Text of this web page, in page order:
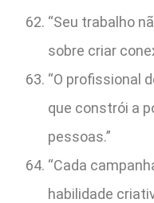
“Seu trabalho
sobre criar
“O profissional
que constrói a
pessoas.”
“Cada
habilidade